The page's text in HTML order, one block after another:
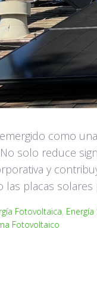
como
solo reduce
y
placas solares
Fotovoltaica, Energía
Fotovoltaico